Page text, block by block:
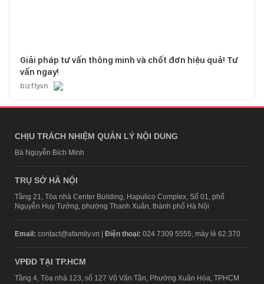
Giải pháp tư vấn thông minh và chốt đơn hiệu quả! Tư
vấn ngay!
bizfly.vn
CHỊU TRÁCH NHIỆM QUẢN LÝ NỘI DUNG
Bà Nguyễn Bích Minh
TRỤ SỞ HÀ NỘI
Tầng 21, Tòa nhà Center Building, Hapulico Complex, Số 01, phố
Nguyễn Huy Tưởng, phường Thanh Xuân, thành phố Hà Nội
Email: contact@afamily.vn | Điện thoại: 024 7309 5555, máy lẻ 62.370
VPĐD TẠI TP.HCM
Tầng 4, Tòa nhà 123, số 127 Võ Văn Tần, Phường Xuân Hòa, TPHCM